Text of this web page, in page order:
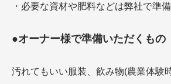
・必要な資材や肥料などは弊社で準
●オーナー様で準備いただくもの
汚れてもいい服装、飲み物(農業体験